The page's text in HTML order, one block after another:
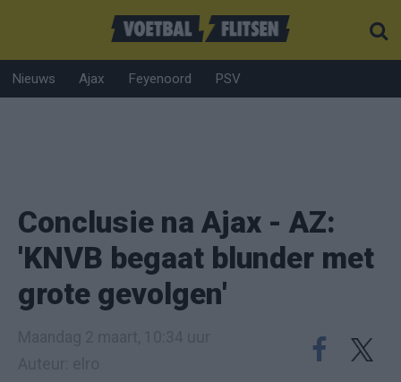
Nieuws Ajax Feyenoord PSV
Conclusie na Ajax - AZ:
'KNVB begaat blunder met
grote gevolgen'